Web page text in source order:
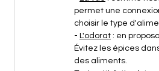
permet une
choisir le type
- L'odorat : en
Évitez les épices
des aliments.